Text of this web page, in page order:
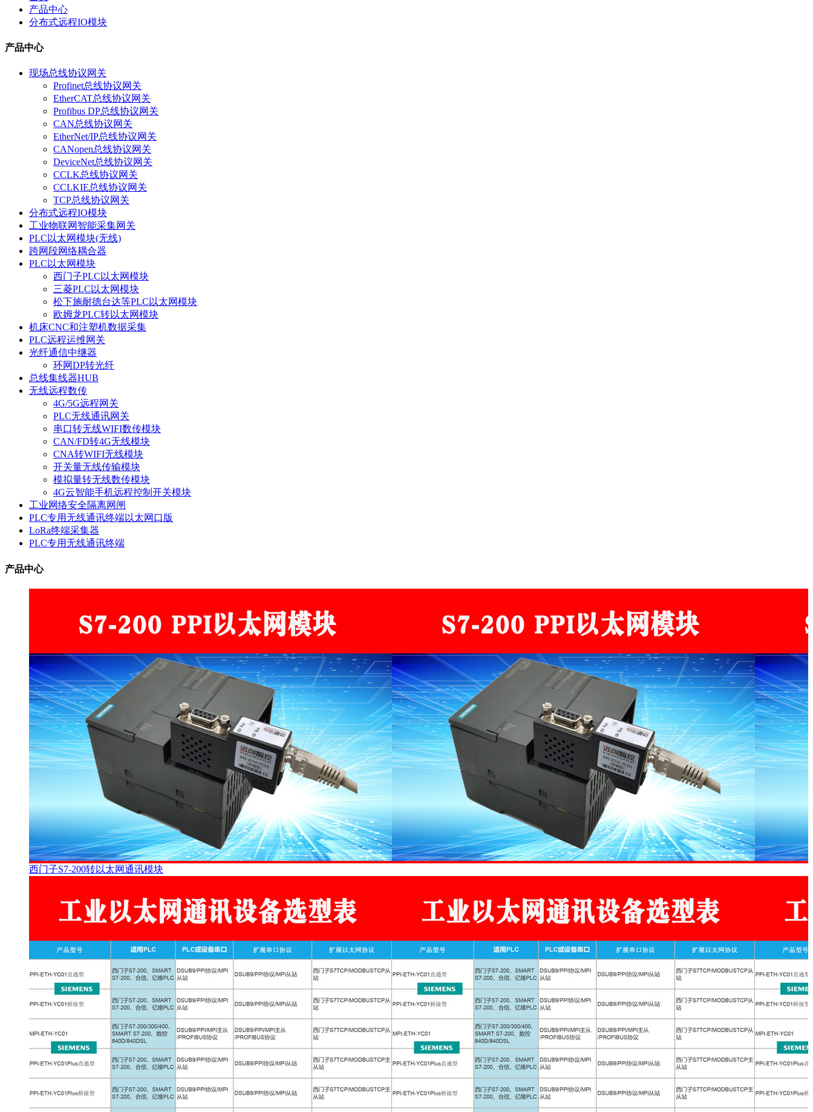
产品中心
分布式远程IO模块
产品中心
现场总线协议网关
Profinet总线协议网关
EtherCAT总线协议网关
Profibus DP总线协议网关
CAN总线协议网关
EtherNet/IP总线协议网关
CANopen总线协议网关
DeviceNet总线协议网关
CCLK总线协议网关
CCLKIE总线协议网关
TCP总线协议网关
分布式远程IO模块
工业物联网智能采集网关
PLC以太网模块(无线)
跨网段网络耦合器
PLC以太网模块
西门子PLC以太网模块
三菱PLC以太网模块
松下施耐德台达等PLC以太网模块
欧姆龙PLC转以太网模块
机床CNC和注塑机数据采集
PLC远程运维网关
光纤通信中继器
环网DP转光纤
总线集线器HUB
无线远程数传
4G/5G远程网关
PLC无线通讯网关
串口转无线WIFI数传模块
CAN/FD转4G无线模块
CNA转WIFI无线模块
开关量无线传输模块
模拟量转无线数传模块
4G云智能手机远程控制开关模块
工业网络安全隔离网闸
PLC专用无线通讯终端以太网口版
LoRa终端采集器
PLC专用无线通讯终端
产品中心
西门子S7-200转以太网通讯模块